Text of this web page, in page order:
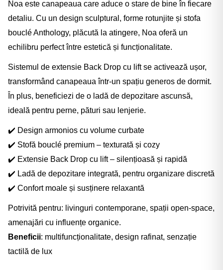
Noa este canapeaua care aduce o stare de bine în fiecare
detaliu. Cu un design sculptural, forme rotunjite și stofa
bouclé Anthology, plăcută la atingere, Noa oferă un
echilibru perfect între estetică și funcționalitate.
Sistemul de extensie Back Drop cu lift se activează ușor,
transformând canapeaua într-un spațiu generos de dormit.
În plus, beneficiezi de o ladă de depozitare ascunsă,
ideală pentru perne, pături sau lenjerie.
✔️ Design armonios cu volume curbate
✔️ Stofă bouclé premium – texturată și cozy
✔️ Extensie Back Drop cu lift – silențioasă și rapidă
✔️ Ladă de depozitare integrată, pentru organizare discretă
✔️ Confort moale și susținere relaxantă
Potrivită pentru: livinguri contemporane, spații open-space,
amenajări cu influențe organice.
Beneficii: multifuncționalitate, design rafinat, senzație
tactilă de lux